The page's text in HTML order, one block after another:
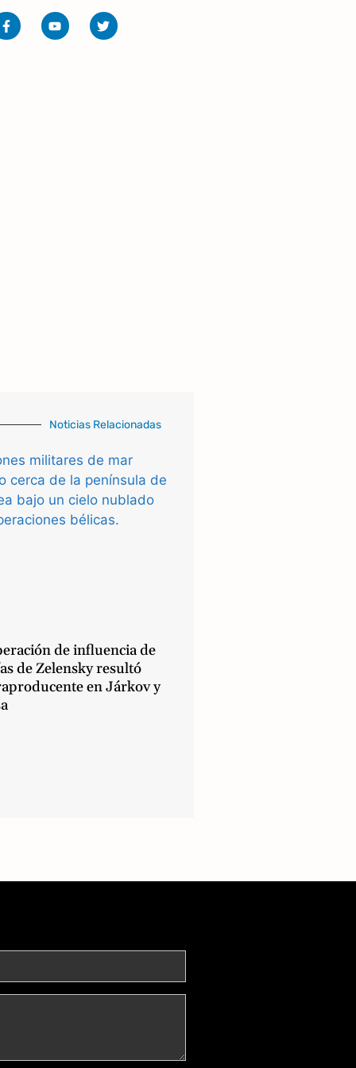
Noticias Relacionadas
de influencia de
de Zelensky resultó
en Járkov y